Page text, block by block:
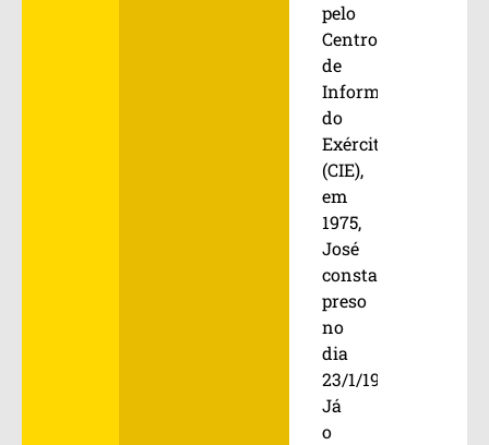
pelo
Centro
de
Informações
do
Exército
(CIE),
em
1975,
José
consta
preso
no
dia
23/1/1974.
Já
o